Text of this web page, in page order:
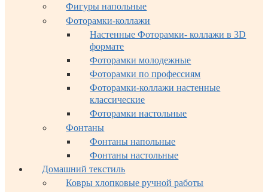
Фигуры напольные
Фоторамки-коллажи
Настенные Фоторамки- коллажи в 3D
формате
Фоторамки молодежные
Фоторамки по профессиям
Фоторамки-коллажи настенные
классические
Фоторамки настольные
Фонтаны
Фонтаны напольные
Фонтаны настольные
Домашний текстиль
Ковры хлопковые ручной работы